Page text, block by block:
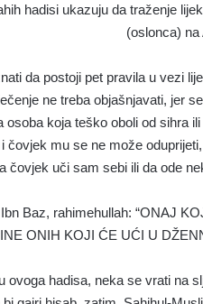
hadisi ukazuju da traženje
(oslonca) na
da postoji pet pravila u vezi
ne treba objašnjavati, jer
osoba koja teško oboli od sihra
čovjek mu se ne može
čovjek uči sam sebi ili da ode
Baz, rahimehullah: “ONAJ
ONIH KOJI ĆE UĆI U
ovoga hadisa, neka se vrati na